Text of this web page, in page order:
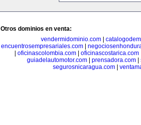
Otros dominios en venta:
vendermidominio.com|
encuentrosempresariales.com|
oficinascolombia.com| oficinascostarica.com
guiadelautomotor.com
prensadora.com
segurosnicaragua.com